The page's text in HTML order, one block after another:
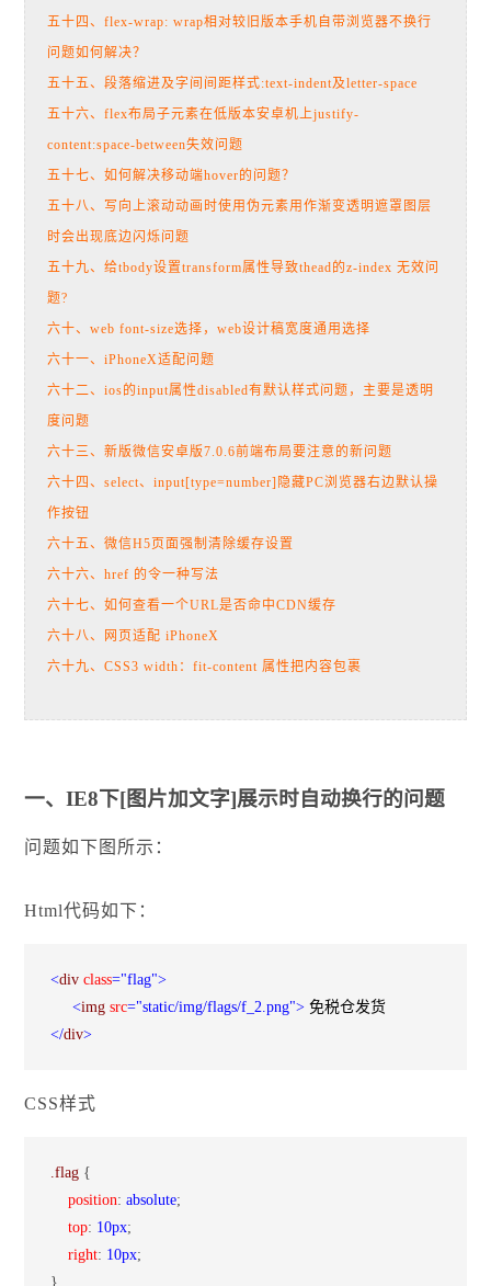
五十四、flex-wrap: wrap相对较旧版本手机自带浏览器不换行
问题如何解决？
五十五、段落缩进及字间间距样式:text-indent及letter-space
五十六、flex布局子元素在低版本安卓机上justify-
content:space-between失效问题
五十七、如何解决移动端hover的问题？
五十八、写向上滚动动画时使用伪元素用作渐变透明遮罩图层
时会出现底边闪烁问题
五十九、给tbody设置transform属性导致thead的z-index 无效问
题?
六十、web font-size选择，web设计稿宽度通用选择
六十一、iPhoneX适配问题
六十二、ios的input属性disabled有默认样式问题，主要是透明
度问题
六十三、新版微信安卓版7.0.6前端布局要注意的新问题
六十四、select、input[type=number]隐藏PC浏览器右边默认操
作按钮
六十五、微信H5页面强制清除缓存设置
六十六、href 的令一种写法
六十七、如何查看一个URL是否命中CDN缓存
六十八、网页适配 iPhoneX
六十九、CSS3 width：fit-content 属性把内容包裹
一、IE8下[图片加文字]展示时自动换行的问题
问题如下图所示：
Html代码如下：
<div class="flag">
<img src="static/img/flags/f_2.png">
</div>
CSS样式
.flag {
    position
: absolute;
    top
: 10px;
    right
: 10px;
}